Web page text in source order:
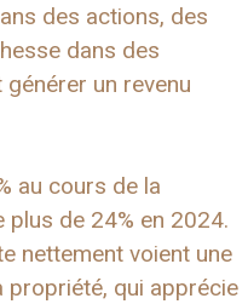
des actions, des
dans des
un revenu
au cours de la
plus de 24% en 2024.
nettement voient une
propriété, qui apprécie